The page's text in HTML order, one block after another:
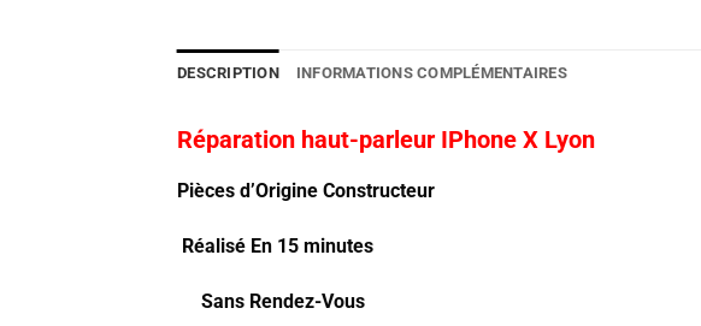
DESCRIPTION INFORMATIONS COMPLÉMENTAIRES
Réparation haut-parleur IPhone X Lyon
Pièces d’Origine Constructeur
Réalisé En 15 minutes
Sans Rendez-Vous